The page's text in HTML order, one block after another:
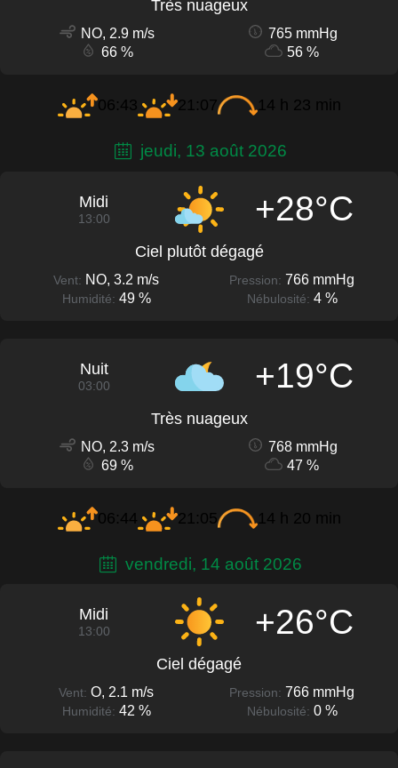
Très nuageux
NO, 2.9 m/s
765 mmHg
66 %
56 %
06:43 21:07 14 h 23 min
jeudi, 13 août 2026
Midi
13:00 +28°C
Ciel plutôt dégagé
Vent: NO, 3.2 m/s Pression: 766 mmHg
Humidité: 49 % Nébulosité: 4 %
Nuit
03:00 +19°C
Très nuageux
NO, 2.3 m/s
768 mmHg
69 %
47 %
06:44 21:05 14 h 20 min
vendredi, 14 août 2026
Midi
13:00 +26°C
Ciel dégagé
Vent: O, 2.1 m/s Pression: 766 mmHg
Humidité: 42 % Nébulosité: 0 %